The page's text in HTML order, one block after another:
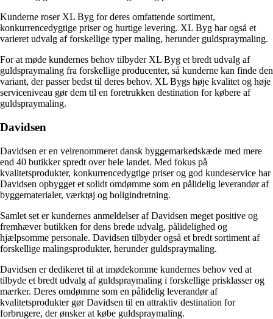
Kunderne roser XL Byg for deres omfattende sortiment,
konkurrencedygtige priser og hurtige levering. XL Byg har også et
varieret udvalg af forskellige typer maling, herunder guldspraymaling.
For at møde kundernes behov tilbyder XL Byg et bredt udvalg af
guldspraymaling fra forskellige producenter, så kunderne kan finde den
variant, der passer bedst til deres behov. XL Bygs høje kvalitet og høje
serviceniveau gør dem til en foretrukken destination for købere af
guldspraymaling.
Davidsen
Davidsen er en velrenommeret dansk byggemarkedskæde med mere
end 40 butikker spredt over hele landet. Med fokus på
kvalitetsprodukter, konkurrencedygtige priser og god kundeservice har
Davidsen opbygget et solidt omdømme som en pålidelig leverandør af
byggematerialer, værktøj og boligindretning.
Samlet set er kundernes anmeldelser af Davidsen meget positive og
fremhæver butikken for dens brede udvalg, pålidelighed og
hjælpsomme personale. Davidsen tilbyder også et bredt sortiment af
forskellige malingsprodukter, herunder guldspraymaling.
Davidsen er dedikeret til at imødekomme kundernes behov ved at
tilbyde et bredt udvalg af guldspraymaling i forskellige prisklasser og
mærker. Deres omdømme som en pålidelig leverandør af
kvalitetsprodukter gør Davidsen til en attraktiv destination for
forbrugere, der ønsker at købe guldspraymaling.